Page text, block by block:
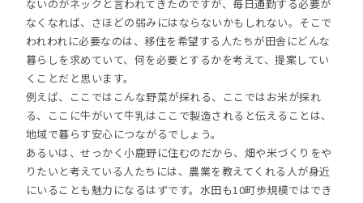
ないのがネックと言われてきたのですが、毎日通勤する必要が
なくなれば、さほどの弱みにはならないかもしれない。そこで
われわれに必要なのは、移住を希望する人たちが田舎にどんな
暮らしを求めていて、何を必要とするかを考えて、提案してい
くことだと思います。
例えば、ここではこんな野菜が採れる、ここではお米が採れ
る、ここに牛がいて牛乳はここで製造されると伝えることは、
地域で暮らす安心につながるでしょう。
あるいは、せっかく小鹿野に住むのだから、畑や米づくりをや
りたいと考えている人たちには、農業を教えてくれる人が身近
にいることも魅力になるはずです。水田も10町歩規模ではでき